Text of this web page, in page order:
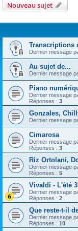
Nouveau sujet
Transcriptions
Dernier message
Au sujet de...
Dernier message
Piano
Dernier message
Réponses : 3
Gonzales,
Dernier message
Cimarosa
Dernier message
Réponses : 3
Riz Ortolani,
Dernier message
Réponses : 5
Vivaldi - L'été
Dernier message
Réponses : 2
Que reste-t-il
Dernier message
Réponses : 10